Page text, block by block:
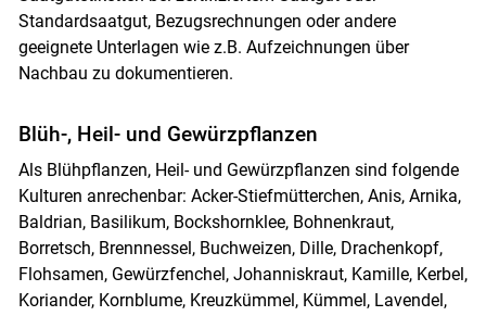
Standardsaatgut, Bezugsrechnungen oder andere
geeignete Unterlagen wie z.B. Aufzeichnungen über
Nachbau zu dokumentieren.
Blüh-, Heil- und Gewürzpflanzen
Als Blühpflanzen, Heil- und Gewürzpflanzen sind folgende
Kulturen anrechenbar: Acker-Stiefmütterchen, Anis, Arnika,
Baldrian, Basilikum, Bockshornklee, Bohnenkraut,
Borretsch, Brennnessel, Buchweizen, Dille, Drachenkopf,
Flohsamen, Gewürzfenchel, Johanniskraut, Kamille, Kerbel,
Koriander, Kornblume, Kreuzkümmel, Kümmel, Lavendel,